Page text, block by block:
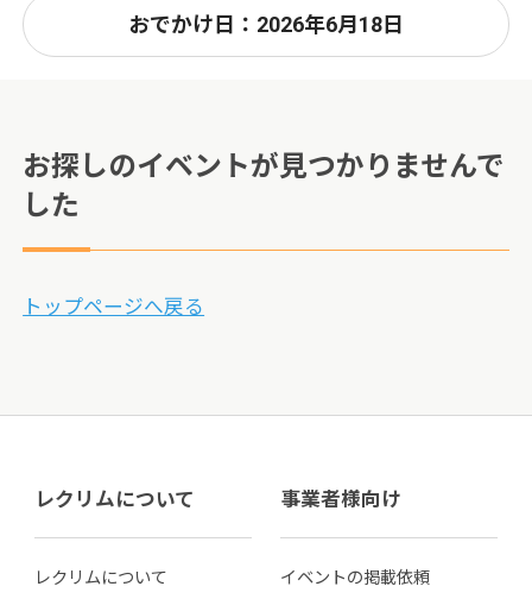
おでかけ日：2026年6月18日
お探しのイベントが見つかりませんで
した
トップページへ戻る
レクリムについて
レクリムについて
事業者様向け
イベントの掲載依頼